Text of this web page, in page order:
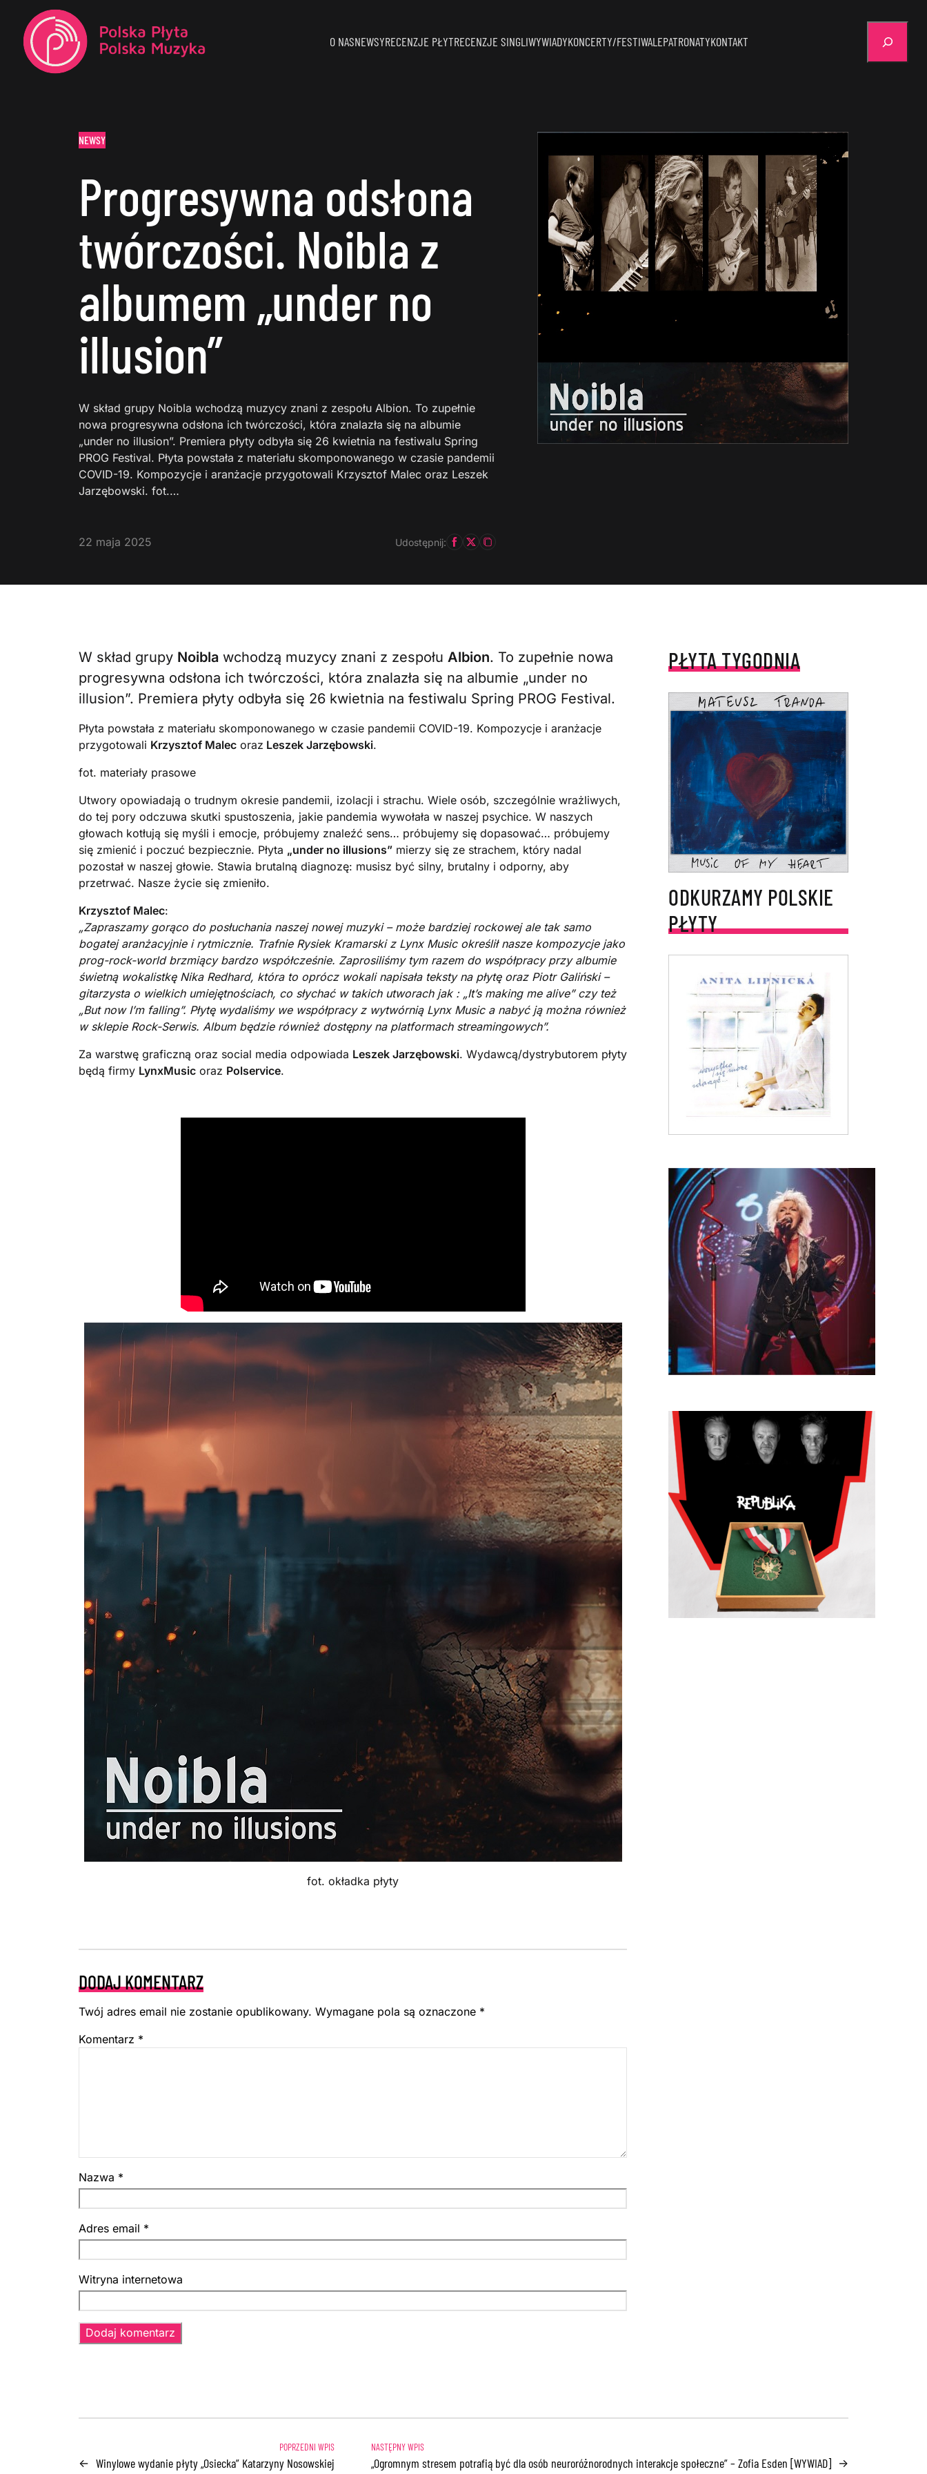
O NASNEWSYRECENZJE PŁYTRECENZJE SINGLIWYWIADYKONCERTY/FESTIWALEPATRONATYKONTAKT
NEWSY
Progresywna odsłona
twórczości. Noibla z
albumem „under no
illusion”
W skład grupy Noibla wchodzą muzycy znani z zespołu Albion. To zupełnie
nowa progresywna odsłona ich twórczości, która znalazła się na albumie
„under no illusion”. Premiera płyty odbyła się 26 kwietnia na festiwalu Spring
PROG Festival. Płyta powstała z materiału skomponowanego w czasie pandemii
COVID-19. Kompozycje i aranżacje przygotowali Krzysztof Malec oraz Leszek
Jarzębowski. fot.…
22 maja 2025 Udostępnij:
W skład grupy Noibla wchodzą muzycy znani z zespołu Albion. To zupełnie nowa
progresywna odsłona ich twórczości, która znalazła się na albumie „under no
illusion”. Premiera płyty odbyła się 26 kwietnia na festiwalu Spring PROG Festival.
Płyta powstała z materiału skomponowanego w czasie pandemii COVID-19. Kompozycje i aranżacje
przygotowali Krzysztof Malec oraz Leszek Jarzębowski.
fot. materiały prasowe
Utwory opowiadają o trudnym okresie pandemii, izolacji i strachu. Wiele osób, szczególnie wrażliwych,
do tej pory odczuwa skutki spustoszenia, jakie pandemia wywołała w naszej psychice. W naszych
głowach kotłują się myśli i emocje, próbujemy znaleźć sens… próbujemy się dopasować… próbujemy
się zmienić i poczuć bezpiecznie. Płyta „under no illusions” mierzy się ze strachem, który nadal
pozostał w naszej głowie. Stawia brutalną diagnozę: musisz być silny, brutalny i odporny, aby
przetrwać. Nasze życie się zmieniło.
Krzysztof Malec:
„Zapraszamy gorąco do posłuchania naszej nowej muzyki – może bardziej rockowej ale tak samo
bogatej aranżacyjnie i rytmicznie. Trafnie Rysiek Kramarski z Lynx Music określił nasze kompozycje jako
prog-rock-world brzmiący bardzo współcześnie. Zaprosiliśmy tym razem do współpracy przy albumie
świetną wokalistkę Nika Redhard, która to oprócz wokali napisała teksty na płytę oraz Piotr Galiński –
gitarzysta o wielkich umiejętnościach, co słychać w takich utworach jak : „It’s making me alive” czy też
„But now I’m falling”. Płytę wydaliśmy we współpracy z wytwórnią Lynx Music a nabyć ją można również
w sklepie Rock-Serwis. Album będzie również dostępny na platformach streamingowych”.
Za warstwę graficzną oraz social media odpowiada Leszek Jarzębowski. Wydawcą/dystrybutorem płyty
będą firmy LynxMusic oraz Polservice.
fot. okładka płyty
DODAJ KOMENTARZ
Twój adres email nie zostanie opublikowany. Wymagane pola są oznaczone *
Komentarz *
Nazwa *
Adres email *
Witryna internetowa
PŁYTA TYGODNIA
ODKURZAMY POLSKIE
PŁYTY
← Winylowe wydanie płyty „Osiecka” Katarzyny Nosowskiej „Ogromnym stresem potrafią być dla osób neuroróżnorodnych interakcje społeczne” – Zofia Esden [WYWIAD] →